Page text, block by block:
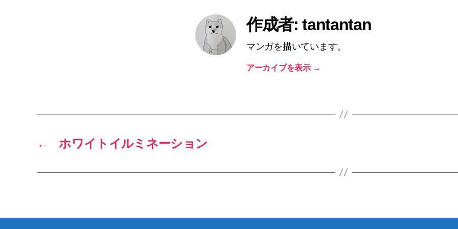
作成者: tantantan
マンガを描いています。
アーカイブを表示 →
← ホワイトイルミネーション